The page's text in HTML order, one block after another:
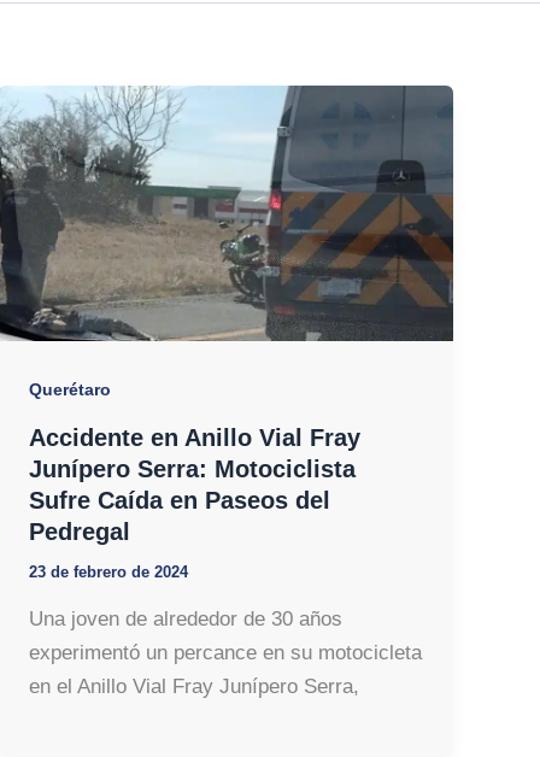
Querétaro
Accidente en Anillo Vial Fray
Junípero Serra: Motociclista
Sufre Caída en Paseos del
Pedregal
23 de febrero de 2024
Una joven de alrededor de 30 años
experimentó un percance en su motocicleta
en el Anillo Vial Fray Junípero Serra,